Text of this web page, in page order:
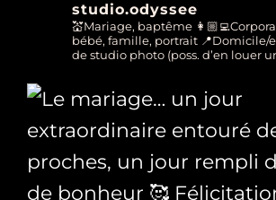
studio.odyssee
💒Mariage, baptême
bébé, famille, portrait 📍Domicile/
de studio photo (poss. d’en louer